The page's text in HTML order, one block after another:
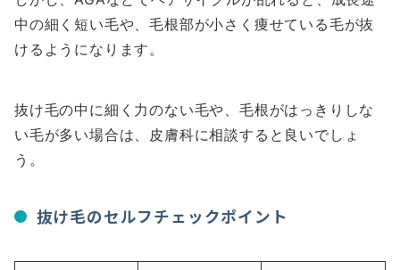
中の細く短い毛や、毛根部が小さく痩せている毛が抜
けるようになります。
抜け毛の中に細く力のない毛や、毛根がはっきりしな
い毛が多い場合は、皮膚科に相談すると良いでしょ
う。
抜け毛のセルフチェックポイント